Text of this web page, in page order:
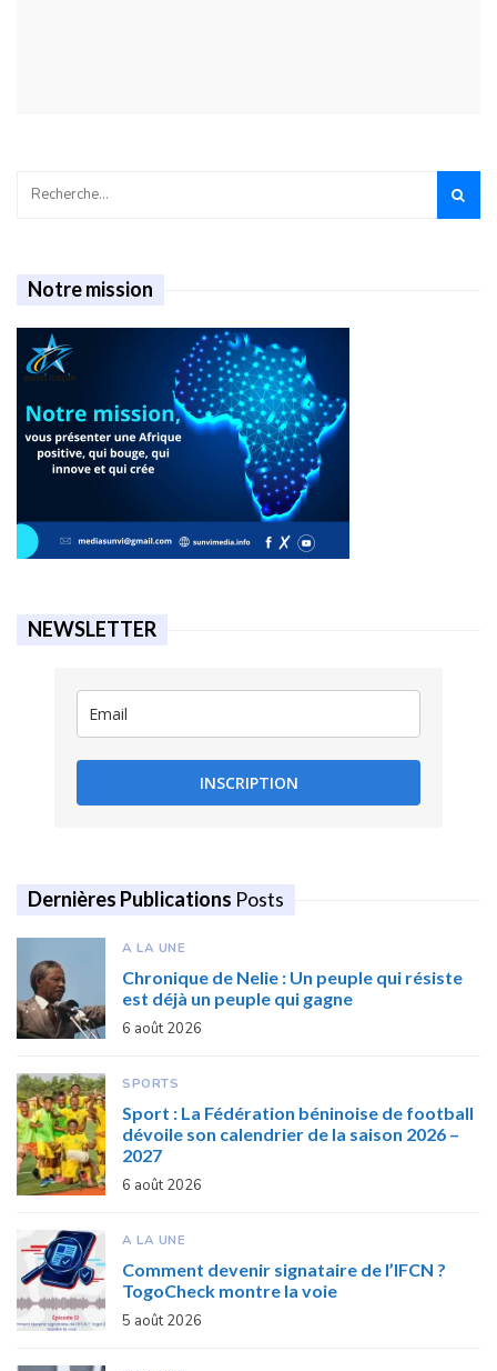
Notre mission
NEWSLETTER
INSCRIPTION
Dernières Publications Posts
A LA UNE
Chronique de Nelie : Un peuple qui résiste
est déjà un peuple qui gagne
6 août 2026
SPORTS
Sport : La Fédération béninoise de football
dévoile son calendrier de la saison 2026 –
2027
6 août 2026
A LA UNE
Comment devenir signataire de l’IFCN ?
TogoCheck montre la voie
5 août 2026